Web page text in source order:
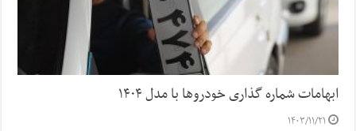
ابهامات شماره گذاری خودروها با مدل ۱۴۰۴
۱۴۰۳/۱۱/۲۱